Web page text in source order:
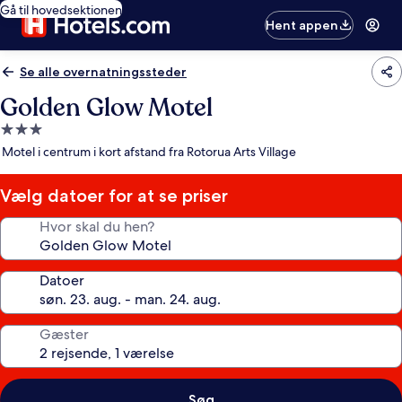
Gå til hovedsektionen
Hent appen
Se alle overnatningssteder
Golden Glow Motel
3.0-
stjernet
Motel i centrum i kort afstand fra Rotorua Arts Village
Vælg datoer for at se priser
Hvor skal du hen?
Datoer
Gæster